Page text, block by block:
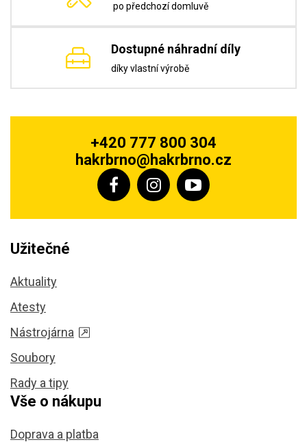
po předchozí domluvě
Dostupné náhradní díly
díky vlastní výrobě
+420 777 800 304
hakrbrno@hakrbrno.cz
Užitečné
Aktuality
Atesty
Nástrojárna
Soubory
Rady a tipy
Vše o nákupu
Doprava a platba